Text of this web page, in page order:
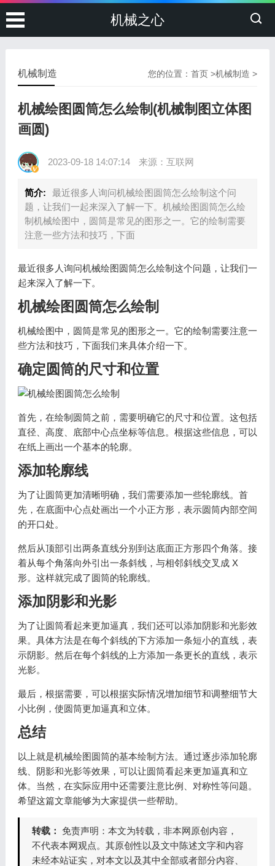
机械之心
您的位置：首页 >机械制造 >
机械制造
机械绘图圆筒怎么绘制(机械制图立体图
画圆)
2023-09-18 14:07:14 来源：互联网
简介:
最近很多人询问机械绘图圆筒怎么绘制这个问
题，让我们一起来深入了解一下。机械绘图圆筒怎么绘
制机械绘图中，圆筒是常见的图形之一。它的绘制需要
注意一些方法和技巧，下面
最近很多人询问机械绘图圆筒怎么绘制这个问题，让我们一
起来深入了解一下。
机械绘图圆筒怎么绘制
机械绘图中，圆筒是常见的图形之一。它的绘制需要注意一
些方法和技巧，下面我们来具体介绍一下。
确定圆筒的尺寸和位置
首先，在绘制圆筒之前，需要明确它的尺寸和位置。这包括
直径、高度、底部中心点坐标等信息。根据这些信息，可以
在纸上画出一个基本的轮廓。
添加轮廓线
为了让圆筒更加清晰明确，我们需要添加一些轮廓线。首
先，在底面中心点处画出一个小正方形，表示圆筒内部空间
的开口处。
然后从顶部引出两条直线分别到达底面正方形四个角落。接
着从每个角落向外引出一条斜线，与相邻斜线交叉成 X
形。这样就完成了圆筒的轮廓线。
添加阴影和光影
为了让圆筒看起来更加逼真，我们还可以添加阴影和光影效
果。具体方法是在每个斜线的下方添加一条短小的直线，表
示阴影。然后在每个斜线的上方添加一条更长的直线，表示
光影。
最后，根据需要，可以根据实际情况增加细节和调整细节大
小比例，使圆筒更加逼真和立体。
总结
以上就是机械绘图圆筒的基本绘制方法。通过逐步添加轮廓
线、阴影和光影等效果，可以让圆筒看起来更加逼真和立
体。当然，在实际应用中还需要注意比例、对称性等问题。
希望这篇文章能够为大家提供一些帮助。
转载： 免责声明：本文为转载，非本网原创内容，
不代表本网观点。其原创性以及文中陈述文字和内容
未经本站证实，对本文以及其中全部或者部分内容、